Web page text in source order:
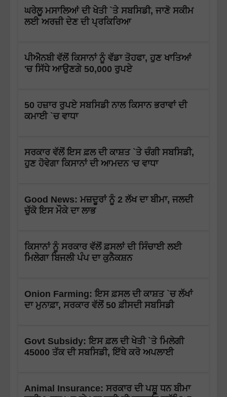
ਘਰੇਲੂ ਮਸਾਲਿਆਂ ਦੀ ਖੇਤੀ `ਤੇ ਸਬਸਿਡੀ, ਜਾਣੋ ਸਕੀਮ
ਲਈ ਅਰਜ਼ੀ ਦੇਣ ਦੀ ਪ੍ਰਕਿਰਿਆ
ਪੀਐਨਬੀ ਵੱਲੋਂ ਕਿਸਾਨਾਂ ਨੂੰ ਵੱਡਾ ਤੋਹਫਾ, ਹੁਣ ਖਾਤਿਆਂ
'ਚ ਸਿੱਧੇ ਆਉਣਗੇ 50,000 ਰੁਪਏ
50 ਹਜ਼ਾਰ ਰੁਪਏ ਸਬਸਿਡੀ ਨਾਲ ਕਿਸਾਨ ਭਰਾਵਾਂ ਦੀ
ਕਮਾਈ `ਚ ਵਾਧਾ
ਸਰਕਾਰ ਵੱਲੋਂ ਇਸ ਫ਼ਲ ਦੀ ਕਾਸ਼ਤ `ਤੇ ਚੰਗੀ ਸਬਸਿਡੀ,
ਹੁਣ ਹੋਵੇਗਾ ਕਿਸਾਨਾਂ ਦੀ ਆਮਦਨ 'ਚ ਵਾਧਾ
Good News: ਮਜ਼ਦੂਰਾਂ ਨੂੰ 2 ਲੱਖ ਦਾ ਬੀਮਾ, ਜਲਦੀ
ਚੁੱਕੋ ਇਸ ਮੌਕੇ ਦਾ ਲਾਭ
ਕਿਸਾਨਾਂ ਨੂੰ ਸਰਕਾਰ ਵੱਲੋਂ ਫ਼ਸਲਾਂ ਦੀ ਸਿੰਚਾਈ ਲਈ
ਮਿਲੇਗਾ ਬਿਜਲੀ ਪੰਪ ਦਾ ਕੁਨੈਕਸ਼ਨ
Onion Farming: ਇਸ ਫ਼ਸਲ ਦੀ ਕਾਸ਼ਤ `ਚ ਲੱਖਾਂ
ਦਾ ਮੁਨਾਫ਼ਾ, ਸਰਕਾਰ ਵੱਲੋਂ 50 ਫ਼ੀਸਦੀ ਸਬਸਿਡੀ
Govt Subsidy: ਇਸ ਫ਼ਲ ਦੀ ਖੇਤੀ `ਤੇ ਮਿਲੇਗੀ
45000 ਤੱਕ ਦੀ ਸਬਸਿਡੀ, ਇੱਥੇ ਕਰੋ ਅਪਲਾਈ
Animal Insurance: ਸਰਕਾਰ ਦੀ ਪਸ਼ੂ ਧਨ ਬੀਮਾ